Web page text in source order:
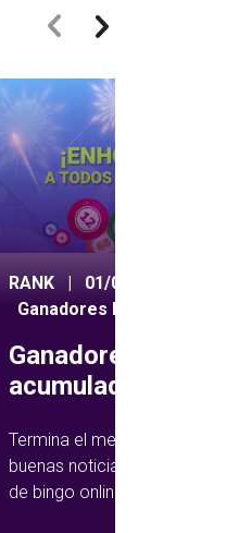
RANK | 01/09/2020
Ganadores Botes
Ganadores botes
acumulados
Termina el mes de agosto
buenas noticias para los
de bingo online. Sobre todo